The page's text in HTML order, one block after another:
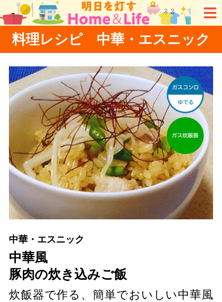
料理レシピ 中華・エスニック
中華・エスニック
中華風
豚肉の炊き込みご飯
炊飯器で作る、簡単でおいしい中華風